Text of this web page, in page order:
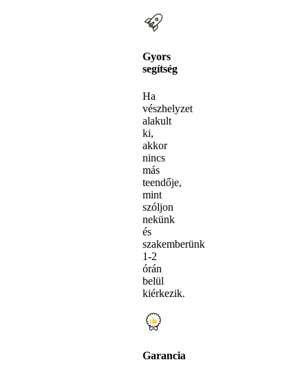
Gyors
segítség
Ha
vészhelyzet
alakult
ki,
akkor
nincs
más
teendője,
mint
szóljon
nekünk
és
szakemberünk
1-2
órán
belül
kiérkezik.
Garancia